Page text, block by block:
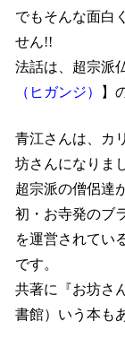
でもそんな面白
せん!!
法話は、超宗派
（ヒガンジ）
】
青江さんは、カ
坊さんになりま
超宗派の僧侶達
初・お寺発のブ
を運営されてい
です。
共著に『お坊さ
書館）いう本も